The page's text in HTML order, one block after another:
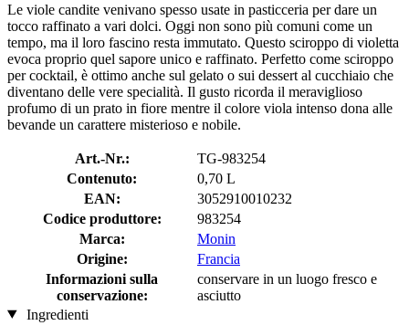
Le viole candite venivano spesso usate in pasticceria per dare un
tocco raffinato a vari dolci. Oggi non sono più comuni come un
tempo, ma il loro fascino resta immutato. Questo sciroppo di violetta
evoca proprio quel sapore unico e raffinato. Perfetto come sciroppo
per cocktail, è ottimo anche sul gelato o sui dessert al cucchiaio che
diventano delle vere specialità. Il gusto ricorda il meraviglioso
profumo di un prato in fiore mentre il colore viola intenso dona alle
bevande un carattere misterioso e nobile.
Art.-Nr.:
TG-983254
Contenuto:
0,70 L
EAN:
3052910010232
Codice produttore:
983254
Marca:
Monin
Origine:
Francia
Informazioni sulla
conservazione:
conservare in un luogo fresco e
asciutto
Ingredienti